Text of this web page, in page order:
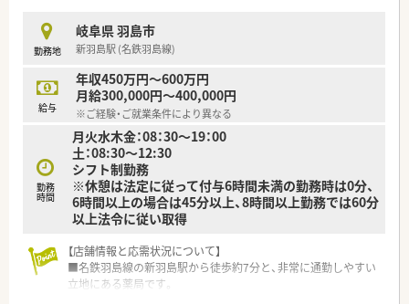
工程毎に厳しい製造管理を実施しております。
■アルコール製剤を含む外用殺菌消毒剤、無菌製剤、軟膏剤、食
品添加物など様々な医薬品を最新の製造設備を用い、
徹底した製造管理および品質管理のもとで製造販売しており
ます。
＼こんな方におすすめ／
■品質管理や品質保証のお仕事にご興味をお持ちの方
■安定した環境で長期的にキャリアを積んでいきたい方
勤務地
岐阜県 羽島市
新羽島駅 (名鉄羽島線)
給与
年収450万円～600万円
月給300,000円～400,000円
※ご経験・ご就業条件により異なる
勤務
時間
月火水木金：08：30～19：00
土：08:30～12:30
シフト制勤務
※休憩は法定に従って付与6時間未満の勤務時は0分、
6時間以上の場合は45分以上、8時間以上勤務では60分
以上法令に従い取得
【店舗情報と応需状況について】
■名鉄羽島線の新羽島駅から徒歩約7分と、非常に通勤しやすい
立地にある薬局です。